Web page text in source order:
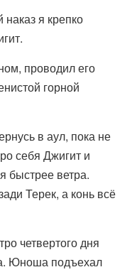
я крепко
проводил его
горной
в аул, пока не
себя Джигит и
быстрее ветра.
Терек, а конь всё
четвертого дня
Юноша подъехал